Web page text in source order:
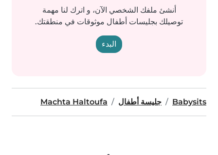
أنشئ ملفك الشخصي الآن، و اترك لنا مهمة
توصيلك بجليسات أطفال موثوقات في منطقتك.
البدء
Babysits جليسة أطفال Machta Haltoufa